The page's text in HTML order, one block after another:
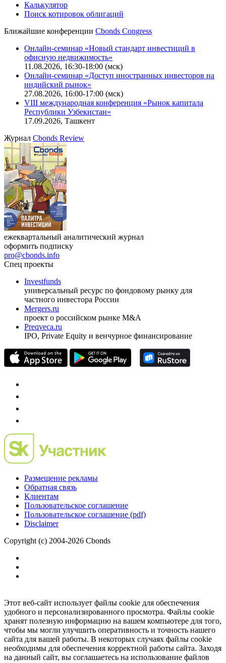
IT-аккредитация
Поиск котировок облигаций
Ближайшие конференцииCbonds Congress
Онлайн-семинар «Новый стандарт инвестиций в
офисную недвижимость»
11.08.2026, 16:30-18:00 (мск)
Онлайн-семинар «Доступ иностранных инвесторов на
индийский рынок»
VIII международная конференция «Рынок капитала
Республики Узбекистан»
17.09.2026, Ташкент
ЖурналCbonds Review
оформить подписку
pro@cbonds.info
Спец проекты
Investfunds
универсальный ресурс по фондовому рынку для
частного инвестора России
проект о российском рынке M&A
Preqveca.ru
Размещение рекламы
Обратная связь
Пользовательское соглашение
Copyright (c) 2004-2026 Cbonds
Этот веб-сайт использует файлы cookie для обеспечения
удобного и персонализированного просмотра. Файлы cookie
хранят полезную информацию на вашем компьютере для того,